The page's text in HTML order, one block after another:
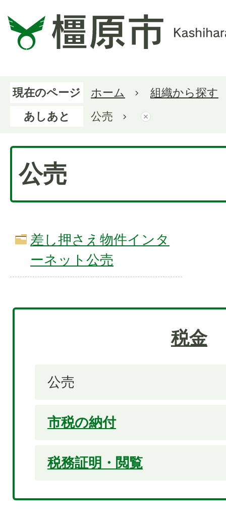
現在のページ ホーム
組織から探す
あしあと
公売
公売
差し押さえ物件インタ
ーネット公売
税金
公売
市税の納付
税務証明・閲覧